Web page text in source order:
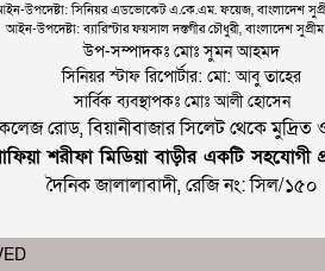
উপদেষ্টা: সিনিয়র এডভোকেট এ.কে.এম. ফয়েজ, বাংলাদেশ
আইন-উপদেষ্টা: ব্যারিস্টার ফয়সাল দস্তগীর চৌধুরী, বাংলাদেশ
উপ-সম্পাদকঃ মোঃ সুমন আহমদ
সিনিয়র স্টাফ রিপোর্টার: মো: আবু তাহের
সার্বিক ব্যবস্থাপকঃ মোঃ আলী হোসেন
রোড, বিয়ানীবাজার সিলেট থেকে
শরীফা মিডিয়া বাড়ীর একটি সহযোগী
দৈনিক জালালাবাদী, রেজি নং: সিল/১৫০